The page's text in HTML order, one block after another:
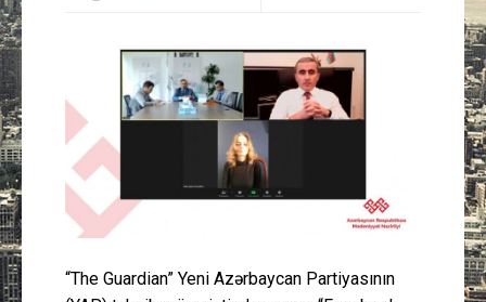
Mədəniyyət
Müsahibə
Gündəm
“The Guardian” Yeni Azərbaycan Partiyasının